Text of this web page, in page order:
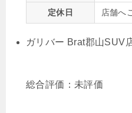
定休日 店舗へ
ガリバー Brat郡山SUV
総合評価： 未評価